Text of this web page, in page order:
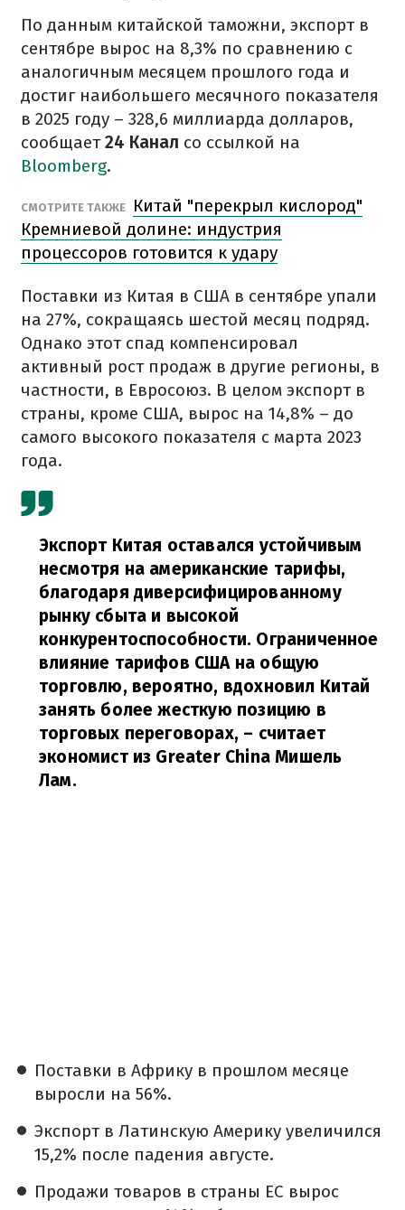
По данным китайской таможни, экспорт в
сентябре вырос на 8,3% по сравнению с
аналогичным месяцем прошлого года и
достиг наибольшего месячного показателя
в 2025 году – 328,6 миллиарда долларов,
сообщает24 Канал со ссылкой на
Bloomberg.
СМОТРИТЕ ТАКЖЕ
Китай "перекрыл кислород"
Кремниевой долине: индустрия
процессоров готовится к удару
Поставки из Китая в США в сентябре упали
на 27%, сокращаясь шестой месяц подряд.
Однако этот спад компенсировал
активный рост продаж в другие регионы, в
частности, в Евросоюз. В целом экспорт в
страны, кроме США, вырос на 14,8% – до
самого высокого показателя с марта 2023
года.
Экспорт Китая оставался устойчивым
несмотря на американские тарифы,
благодаря диверсифицированному
рынку сбыта и высокой
конкурентоспособности. Ограниченное
влияние тарифов США на общую
торговлю, вероятно, вдохновил Китай
занять более жесткую позицию в
торговых переговорах, – считает
экономист из Greater China Мишель
Лам.
Поставки в Африку в прошлом месяце
выросли на 56%.
Экспорт в Латинскую Америку увеличился
15,2% после падения августе.
Продажи товаров в страны ЕС вырос